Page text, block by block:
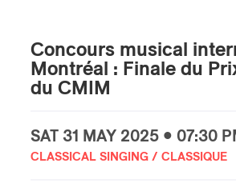
Concours musical
Montréal : Finale du
du CMIM
SAT 31 MAY 2025 • 07:30
CLASSICAL SINGING / CLASSIQUE